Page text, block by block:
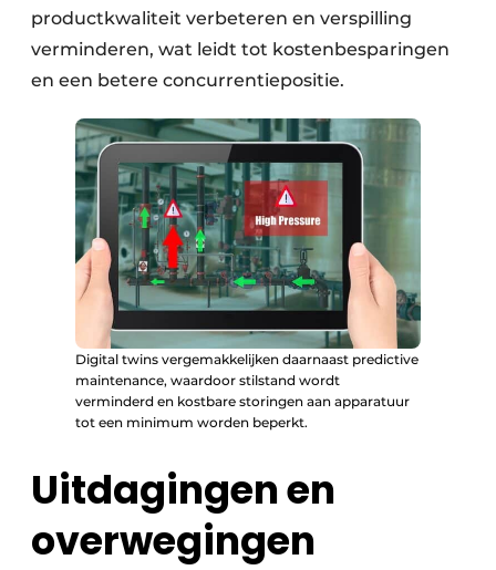
productkwaliteit verbeteren en verspilling
verminderen, wat leidt tot kostenbesparingen
en een betere concurrentiepositie.
Digital twins vergemakkelijken daarnaast predictive
maintenance, waardoor stilstand wordt
verminderd en kostbare storingen aan apparatuur
tot een minimum worden beperkt.
Uitdagingen en
overwegingen